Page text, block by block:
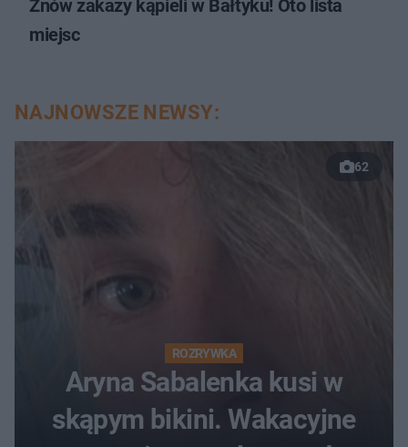
Znów zakazy kąpieli w Bałtyku! Oto lista
miejsc
NAJNOWSZE NEWSY:
62
ROZRYWKA
Aryna Sabalenka kusi w
skąpym bikini. Wakacyjne